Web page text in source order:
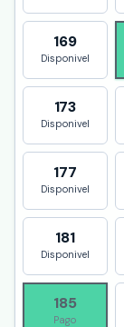
169
Disponivel
173
Disponivel
177
Disponivel
181
Disponivel
185
Pago